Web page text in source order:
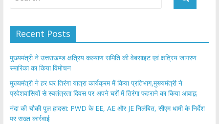
Recent Posts
मुख्यमंत्री ने उत्तराखण्ड क्षत्रिय कल्याण समिति की वेबसाइट एवं क्षत्रिय जागरण
स्मारिका का किया विमोचन
मुख्यमंत्री ने हर घर तिरंगा यात्रा कार्यक्रम में किया प्रतिभाग,मुख्यमंत्री ने
प्रदेशवासियों से स्वतंत्रता दिवस पर अपने घरों में तिरंगा फहराने का किया आवाह्न
नंदा की चौकी पुल हादसा: PWD के EE, AE और JE निलंबित, सीएम धामी के निर्देश
पर सख्त कार्रवाई